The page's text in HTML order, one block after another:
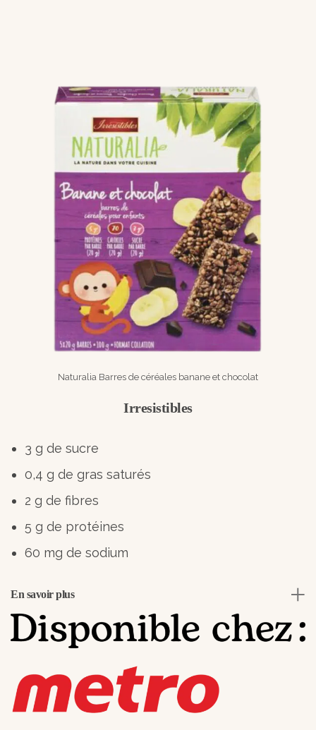
Naturalia Barres de céréales banane et chocolat
Irresistibles
3 g de sucre
0,4 g de gras saturés
2 g de fibres
5 g de protéines
60 mg de sodium
En savoir plus